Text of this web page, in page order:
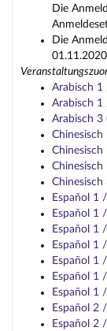
Die
Die
Arabisch
Arabisch
Arabisch 3
Español 1
Español 1
Español 1
Español 1
Español 1
Español 1
Español 1
Español 2
Español 2